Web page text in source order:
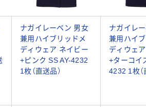
ナガイレーベン 男女
兼用ハイブリッドメ
ディウェア ネイビー
+ピンク SS AY-4232
1枚（直送品）
ナガイレ
兼用ハイ
ディウェ
+ターコイ
4232 1枚（